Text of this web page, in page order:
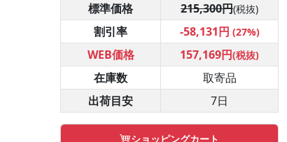
標準価格
215,300円(税抜)
割引率 -58,131円 (27%)
WEB価格 157,169円(税抜)
在庫数
取寄品
出荷目安
7日
ショッピングカート